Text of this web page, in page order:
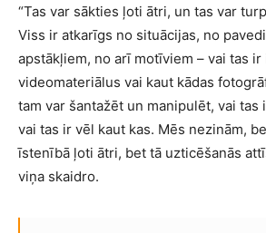
“Tas var sākties ļoti ātri, un tas var
Viss ir atkarīgs no situācijas, no
apstākļiem, no arī motīviem – vai tas ir
videomateriālus vai kaut kādas
tam var šantažēt un manipulēt, vai tas
vai tas ir vēl kaut kas. Mēs nezinām,
īstenībā ļoti ātri, bet tā uzticēšanās
viņa skaidro.